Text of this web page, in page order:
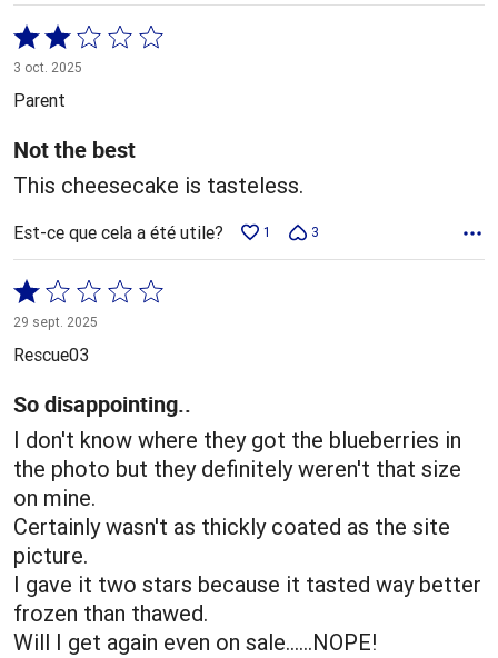
Coté
2 sur
5
3 oct. 2025
Parent
Not the best
This cheesecake is tasteless.
Est-ce que cela a été utile? 1 3
Coté
1 sur
5
29 sept. 2025
Rescue03
So disappointing..
I don't know where they got the blueberries in
the photo but they definitely weren't that size
on mine.
Certainly wasn't as thickly coated as the site
picture.
I gave it two stars because it tasted way better
frozen than thawed.
Will I get again even on sale......NOPE!